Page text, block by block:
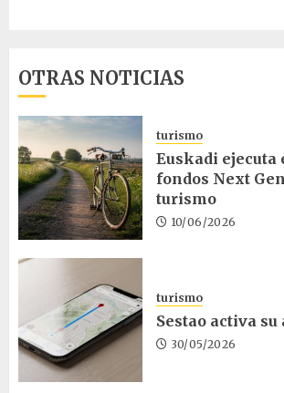
OTRAS NOTICIAS
turismo
Euskadi ejecuta
fondos Next
turismo
10/06/2026
turismo
Sestao activa
30/05/2026